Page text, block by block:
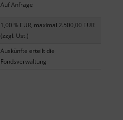
Auf Anfrage
1,00 % EUR, maximal 2.500,00 EUR
(zzgl. Ust.)
Auskünfte erteilt die
Fondsverwaltung